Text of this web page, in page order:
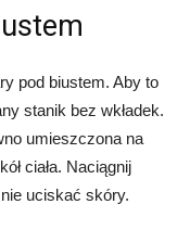
pod biustem. Aby to
stanik bez wkładek.
umieszczona na
ciała. Naciągnij
uciskać skóry.